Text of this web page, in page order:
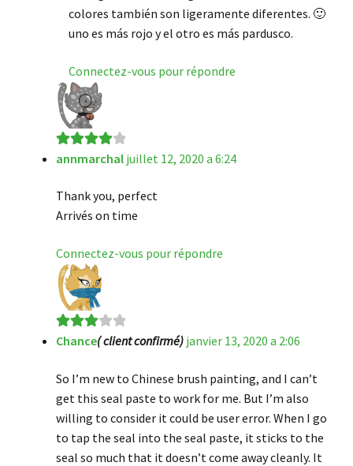
colores también son ligeramente diferentes. 🙂
uno es más rojo y el otro es más pardusco.
Connectez-vous pour répondre
Note4sur
annmarchal juillet 12, 2020 a 6:24
Thank you, perfect
Arrivés on time
Connectez-vous pour répondre
Note3
Chance( client confirmé) janvier 13, 2020 a 2:06
So I’m new to Chinese brush painting, and I can’t
get this seal paste to work for me. But I’m also
willing to consider it could be user error. When I go
to tap the seal into the seal paste, it sticks to the
seal so much that it doesn’t come away cleanly. It